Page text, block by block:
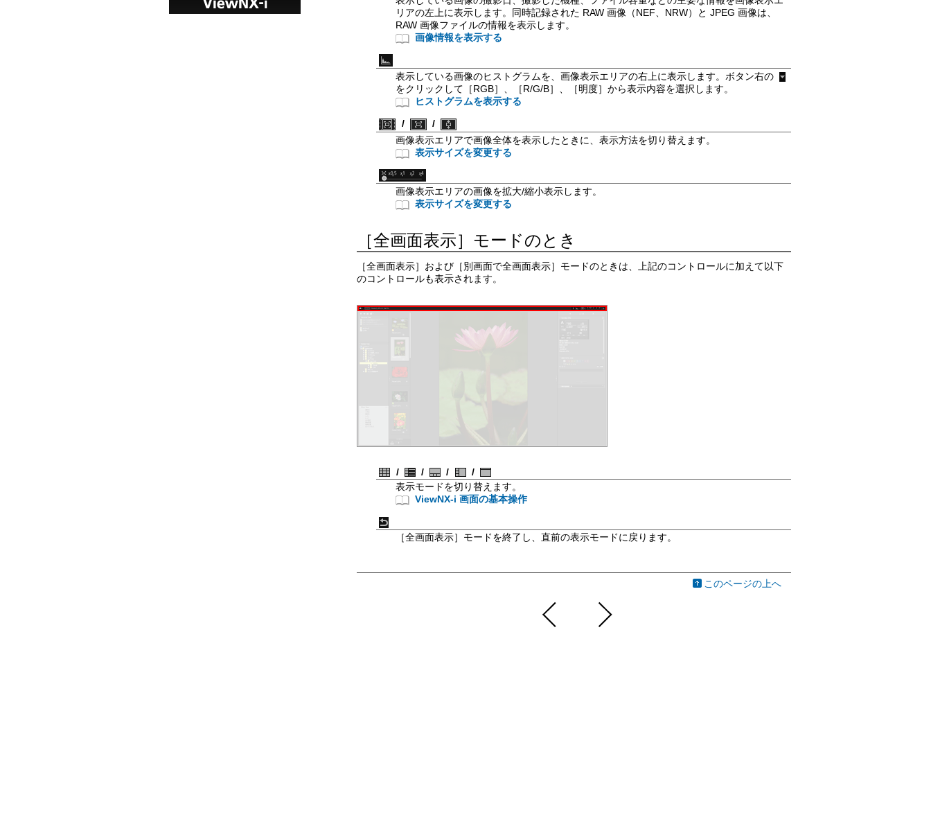
リアの左上に表示します。同時記録された RAW 画像（NEF、NRW）と JPEG 画像は、
RAW 画像ファイルの情報を表示します。
画像情報を表示する
表示している画像のヒストグラムを、画像表示エリアの右上に表示します。ボタン右の
をクリックして［RGB］、［R/G/B］、［明度］から表示内容を選択します。
ヒストグラムを表示する
/
/
画像表示エリアで画像全体を表示したときに、表示方法を切り替えます。
表示サイズを変更する
画像表示エリアの画像を拡大/縮小表示します。
表示サイズを変更する
［全画面表示］モードのとき
［全画面表示］および［別画面で全画面表示］モードのときは、上記のコントロールに加えて以下
のコントロールも表示されます。
/ / /
/
表示モードを切り替えます。
ViewNX-i 画面の基本操作
［全画面表示］モードを終了し、直前の表示モードに戻ります。
このページの上へ